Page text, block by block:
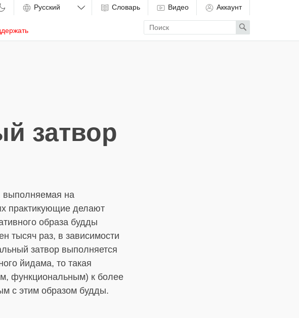
Словарь Видео Аккаунт
Enter
search
term
Search
затвор
выполняемая на
практикующие делают
образа будды
тысяч раз, в зависимости
затвор выполняется
йидама, то такая
функциональным) к более
с этим образом будды.